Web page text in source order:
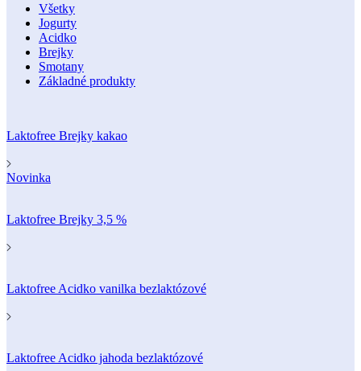
Všetky
Jogurty
Acidko
Brejky
Smotany
Základné produkty
Laktofree Brejky kakao
Novinka
Laktofree Brejky 3,5 %
Laktofree Acidko vanilka bezlaktózové
Laktofree Acidko jahoda bezlaktózové